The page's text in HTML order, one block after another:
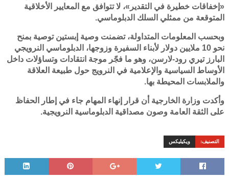
«إخفاقات خطيرة في التقدير»، لا تتوافق مع المعايير الأخلاقية
المتوقعة من ممثلي السلك الدبلوماسي.
وبحسب المعلومات المتداولة، تضمنت وصية إبستين توصية بمنح
نحو 10 ملايين دولار لأبناء السفيرة وزوجها، الدبلوماسي النرويجي
البارز تيري رود-لارسن، وهو ما فجّر موجة انتقادات وتساؤلات داخل
الأوساط السياسية والإعلامية في النرويج حول طبيعة العلاقة
والملابسات المحيطة بها.
وأكدت وزارة الخارجية أن قرار إنهاء المهام جاء في إطار الحفاظ
على الثقة العامة وصون مصداقية الدبلوماسية النرويجية.
التصنيف: ويكيليكس